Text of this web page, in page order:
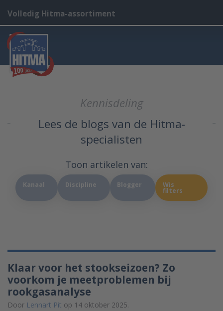
Volledig Hitma-assortiment
Kennisdeling
Lees de blogs van de Hitma-
specialisten
Toon artikelen van:
Kanaal Discipline Blogger Wis
filters
Klaar voor het stookseizoen? Zo
voorkom je meetproblemen bij
rookgasanalyse
Door Lennart Pit op 14 oktober 2025.